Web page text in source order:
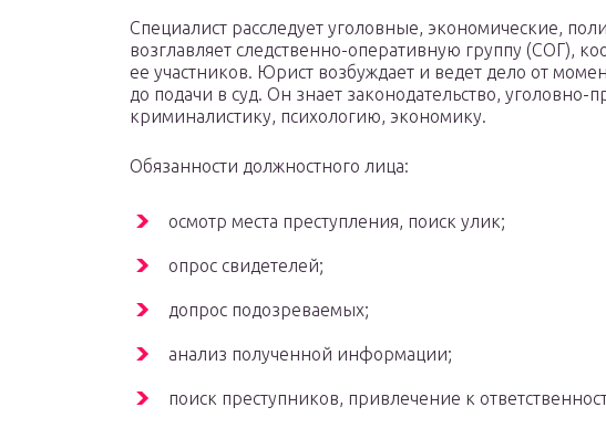
Специалист расследует уголовные, экономические,
возглавляет следственно-оперативную группу (СОГ),
ее участников. Юрист возбуждает и ведет дело от
до подачи в суд. Он знает законодательство, уголовно-
криминалистику, психологию, экономику.
Обязанности должностного лица:
осмотр места преступления, поиск улик;
опрос свидетелей;
допрос подозреваемых;
анализ полученной информации;
поиск преступников, привлечение к